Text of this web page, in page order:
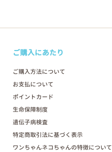
ご購入にあたり
ご購入方法について
お支払について
ポイントカード
生命保障制度
遺伝子病検査
特定商取引法に基づく表示
ワンちゃんネコちゃんの特徴について